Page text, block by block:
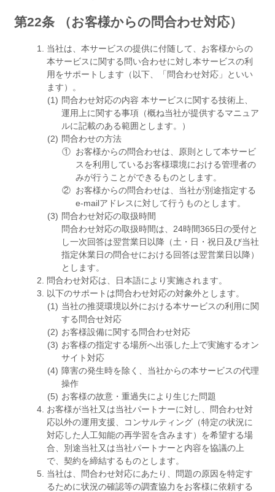
第22条 （お客様からの問合わせ対応）
当社は、本サービスの提供に付随して、お客様からの
本サービスに関する問い合わせに対し本サービスの利
用をサポートします（以下、「問合わせ対応」といい
ます）。
問合わせ対応の内容 本サービスに関する技術上、
運用上に関する事項（概ね当社が提供するマニュア
ルに記載のある範囲とします。）
問合わせの方法
お客様からの問合わせは、原則として本サービ
スを利用しているお客様環境における管理者の
みが行うことができるものとします。
お客様からの問合わせは、当社が別途指定する
e-mailアドレスに対して行うものとします。
問合わせ対応の取扱時間
問合わせ対応の取扱時間は、24時間365日の受付と
し一次回答は翌営業日以降（土・日・祝日及び当社
指定休業日の問合せにおける回答は翌営業日以降）
とします。
問合わせ対応は、日本語により実施されます。
以下のサポートは問合わせ対応の対象外とします。
当社の推奨環境以外における本サービスの利用に関
する問合せ対応
お客様設備に関する問合わせ対応
お客様の指定する場所へ出張した上で実施するオン
サイト対応
障害の発生時を除く、当社からの本サービスの代理
操作
お客様の故意・重過失により生じた問題
お客様が当社又は当社パートナーに対し、問合わせ対
応以外の運用支援、コンサルティング（特定の状況に
対応した人工知能の再学習を含みます）を希望する場
合、別途当社又は当社パートナーと内容を協議の上
で、契約を締結するものとします。
当社は、問合わせ対応にあたり、問題の原因を特定す
るために状況の確認等の調査協力をお客様に依頼する